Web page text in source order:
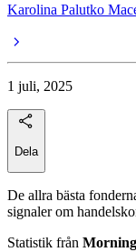
Karolina Palutko
1 juli, 2025
Dela
De allra bästa
signaler om
Statistik från